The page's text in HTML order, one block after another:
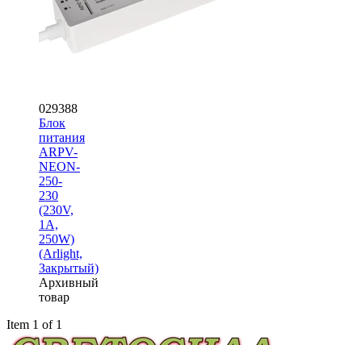
029388
Блок
питания
ARPV-
NEON-
250-
230
(230V,
1A,
250W)
(Arlight,
Закрытый)
Архивный
товар
Item 1 of 1